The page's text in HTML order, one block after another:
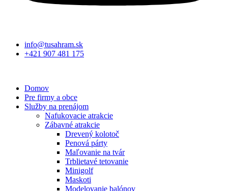
info@tusahram.sk
+421 907 481 175
Domov
Pre firmy a obce
Služby na prenájom
Nafukovacie atrakcie
Zábavné atrakcie
Drevený kolotoč
Penová párty
Maľovanie na tvár
Trblietavé tetovanie
Minigolf
Maskoti
Modelovanie balónov